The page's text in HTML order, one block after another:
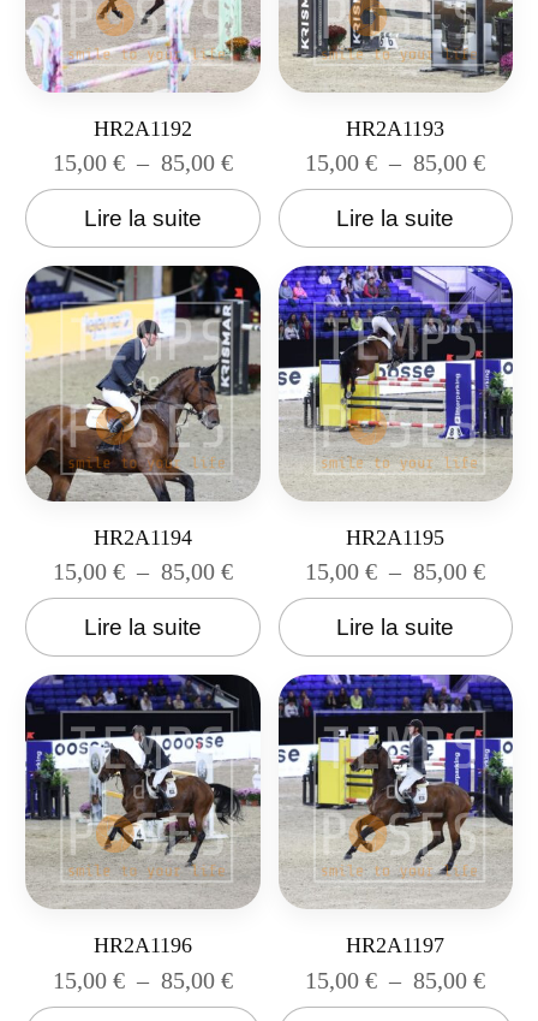
HR2A1192
15,00 € – 85,00 €
Lire la suite
HR2A1193
15,00€ – 85,00€
Lire la suite
HR2A1194
15,00 € – 85,00 €
Lire la suite
HR2A1195
15,00€ – 85,00€
Lire la suite
HR2A1196
15,00 € – 85,00 €
HR2A1197
15,00€ – 85,00€